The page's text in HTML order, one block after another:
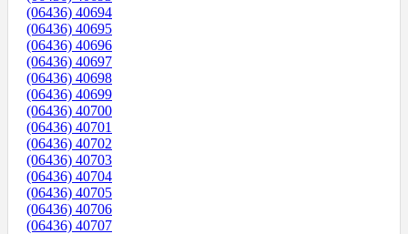
(06436) 40694
(06436) 40695
(06436) 40696
(06436) 40697
(06436) 40698
(06436) 40699
(06436) 40700
(06436) 40701
(06436) 40702
(06436) 40703
(06436) 40704
(06436) 40705
(06436) 40706
(06436) 40707